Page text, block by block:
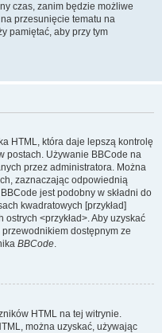
czas, zanim będzie możliwe
przesunięcie tematu na
pamiętać, aby przy tym
HTML, która daje lepszą kontrolę
postach. Używanie BBCode na
przez administratora. Można
zaznaczając odpowiednią
jest podobny w składni do
kwadratowych [przykład]
<przykład>. Aby uzyskać
dostępnym ze
BBCode.
HTML na tej witrynie.
można uzyskać, używając